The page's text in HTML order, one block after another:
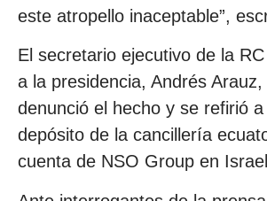
este atropello inaceptable”,
El secretario ejecutivo de la
a la presidencia, Andrés
denunció el hecho y se refirió
depósito de la cancillería
cuenta de NSO Group en